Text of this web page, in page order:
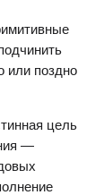
или поздно
цель
—